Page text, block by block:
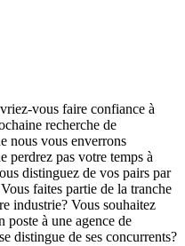
vous faire confiance à
recherche de
nous vous enverrons
perdrez pas votre temps à
distinguez de vos pairs par
faites partie de la tranche
industrie? Vous souhaitez
poste à une agence de
distingue de ses concurrents?